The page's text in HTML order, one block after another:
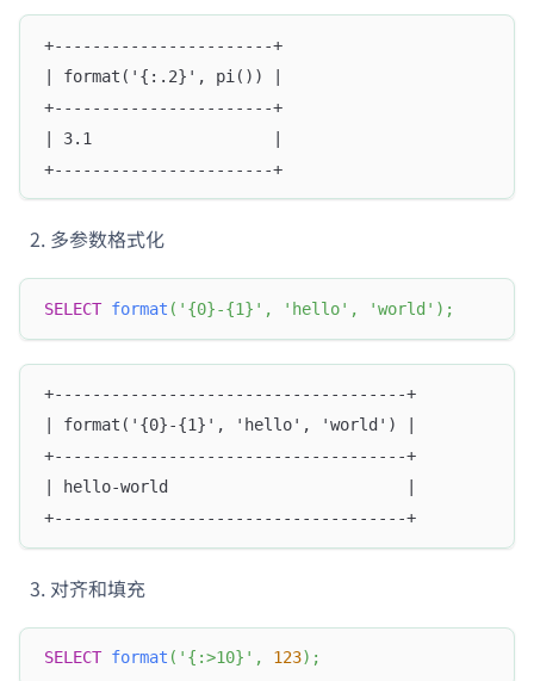
+-----------------------+
| format('{:.2}', pi()) |
+-----------------------+
| 3.1                   |
+-----------------------+
多参数格式化
SELECT format ( '{0}-{1}' , 'hello' , 'world' ) ;
+-------------------------------------+
| format('{0}-{1}', 'hello', 'world') |
+-------------------------------------+
| hello-world                         |
+-------------------------------------+
对齐和填充
SELECT format ( '{:>10}' , 123) ;